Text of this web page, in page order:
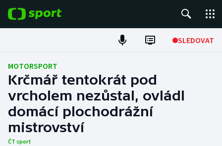
SLEDOVAT
Fotbal
Hokej
Tenis
Atletika
MOTORSPORT
Krčmář tentokrát pod
vrcholem nezůstal, ovládl
domácí plochodrážní
mistrovství
ČT sport